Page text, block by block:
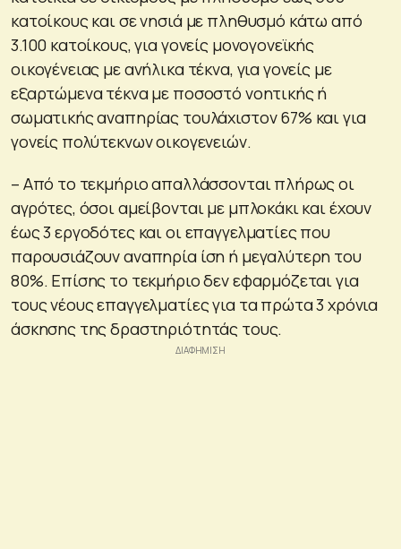
κατοίκους και σε νησιά με πληθυσμό κάτω από
3.100 κατοίκους, για γονείς μονογονεϊκής
οικογένειας με ανήλικα τέκνα, για γονείς με
εξαρτώμενα τέκνα με ποσοστό νοητικής ή
σωματικής αναπηρίας τουλάχιστον 67% και για
γονείς πολύτεκνων οικογενειών.
– Από το τεκμήριο απαλλάσσονται πλήρως οι
αγρότες, όσοι αμείβονται με μπλοκάκι και έχουν
έως 3 εργοδότες και οι επαγγελματίες που
παρουσιάζουν αναπηρία ίση ή μεγαλύτερη του
80%. Επίσης το τεκμήριο δεν εφαρμόζεται για
τους νέους επαγγελματίες για τα πρώτα 3 χρόνια
άσκησης της δραστηριότητάς τους.